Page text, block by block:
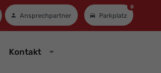
Ansprechpartner Parkplatz
0
Kontakt